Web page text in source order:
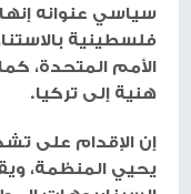
سياسي عنوانه
فلسطينية
الأمم المتحدة،
هنية إلى تركيا.
إن الإقدام على
يحيي المنظمة،